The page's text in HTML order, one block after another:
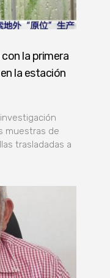
la primera
la estación
muestras de
trasladadas a